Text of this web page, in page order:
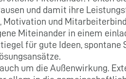
und damit ihre
und
Miteinander in einem
für gute Ideen, spontane
um die Außenwirkung.